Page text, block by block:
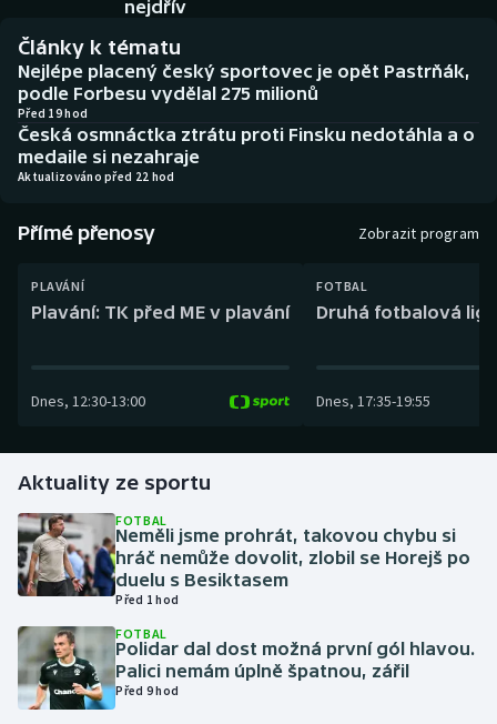
Biatlon
Boby a skeleton
Box
Curling
Dostihy
Gymnastika
Házená
Jezdectví
Judo
Krasobruslení
Historické návraty
Aplikace ČT sport
AZ kvíz
nejdřív
Články k tématu
Nejlépe placený český sportovec je opět Pastrňák,
podle Forbesu vydělal 275 milionů
Před 19 hod
Česká osmnáctka ztrátu proti Finsku nedotáhla a o
medaile si nezahraje
Aktualizováno před 22 hod
Přímé přenosy Zobrazit program
PLAVÁNÍ
Plavání: TK před ME v plavání
Dnes, 12:30-13:00
FOTBAL
Druhá fotbalová
Dnes, 17:35-19:55
Aktuality ze sportu
FOTBAL
Neměli jsme prohrát, takovou chybu si
hráč nemůže dovolit, zlobil se Horejš po
duelu s Besiktasem
Před 1 hod
FOTBAL
Polidar dal dost možná první gól hlavou.
Palici nemám úplně špatnou, zářil
Před 9 hod